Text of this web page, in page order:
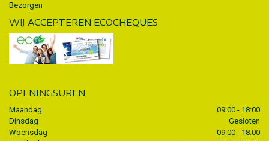
Bezorgen
WIJ ACCEPTEREN ECOCHEQUES
OPENINGSUREN
Maandag
09:00 - 18:00
Dinsdag
Gesloten
Woensdag
09:00 - 18:00